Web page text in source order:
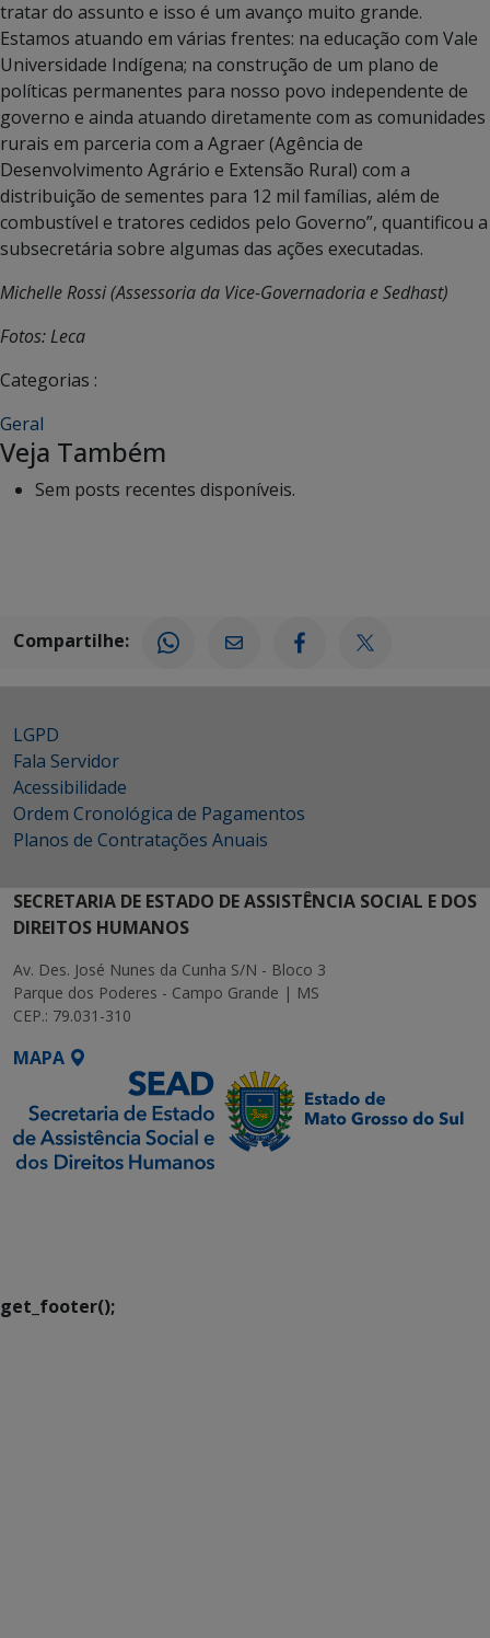
tratar do assunto e isso é um avanço muito grande.
Estamos atuando em várias frentes: na educação com Vale
Universidade Indígena; na construção de um plano de
políticas permanentes para nosso povo independente de
governo e ainda atuando diretamente com as comunidades
rurais em parceria com a Agraer (Agência de
Desenvolvimento Agrário e Extensão Rural) com a
distribuição de sementes para 12 mil famílias, além de
combustível e tratores cedidos pelo Governo”, quantificou a
subsecretária sobre algumas das ações executadas.
Michelle Rossi (Assessoria da Vice-Governadoria e Sedhast)
Fotos: Leca
Categorias :
Geral
Veja Também
Sem posts recentes disponíveis.
Compartilhe:
LGPD
Fala Servidor
Acessibilidade
Ordem Cronológica de Pagamentos
Planos de Contratações Anuais
SECRETARIA DE ESTADO DE ASSISTÊNCIA SOCIAL E DOS
DIREITOS HUMANOS
Av. Des. José Nunes da Cunha S/N - Bloco 3
Parque dos Poderes - Campo Grande | MS
CEP.: 79.031-310
MAPA
get_footer();